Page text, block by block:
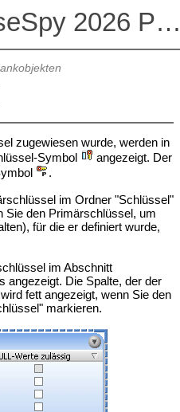
Altova DatabaseSpy 2026
zugewiesen wurde, werden in
Symbol
angezeigt. Der
.
im Ordner "Schlüssel"
Sie den Primärschlüssel, um
für die er definiert wurde,
im Abschnitt
angezeigt. Die Spalte, der der
fett angezeigt, wenn Sie den
markieren.